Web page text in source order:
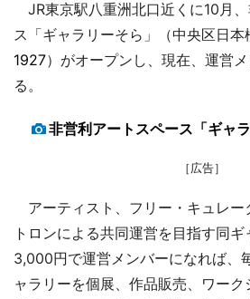
JR東京駅八重洲北口近くに10月
ス「ギャラリーそら」（中央区日本
1927）がオープンし、現在、運営
る。
非営利アートスペース「ギャ
［広告］
アーティスト、フリー・キュレー
トロンによる共同運営を目指す同
3,000円で運営メンバーになれば、
ャラリーを個展、作品販売、ワー